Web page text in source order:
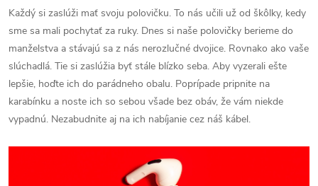
Každý si zaslúži mať svoju polovičku. To nás učili už od škôlky, kedy
sme sa mali pochytať za ruky. Dnes si naše polovičky berieme do
manželstva a stávajú sa z nás nerozlučné dvojice. Rovnako ako vaše
slúchadlá. Tie si zaslúžia byť stále blízko seba. Aby vyzerali ešte
lepšie, hoďte ich do parádneho obalu. Poprípade pripnite na
karabínku a noste ich so sebou všade bez obáv, že vám niekde
vypadnú. Nezabudnite aj na ich nabíjanie cez náš kábel.